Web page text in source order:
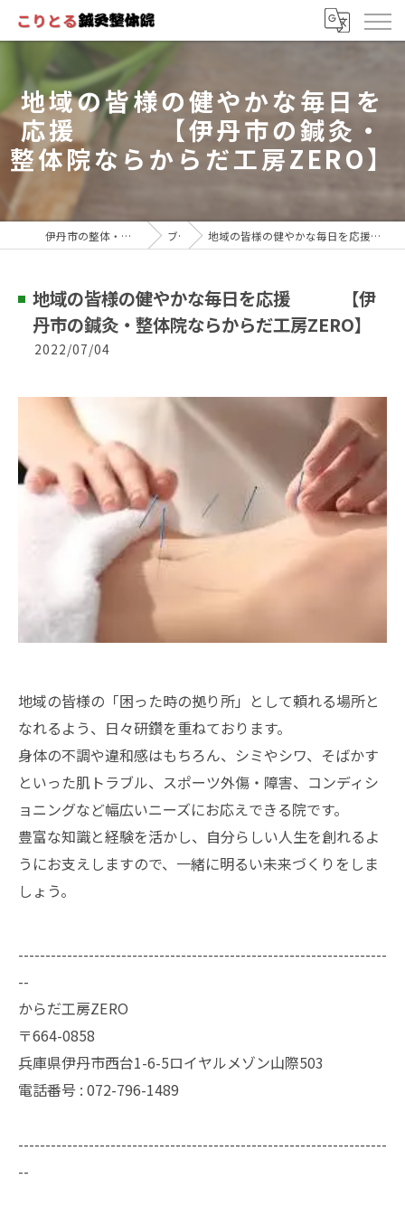
地域の皆様の健やかな毎日を
応援 【伊丹市の鍼灸・
整体院ならからだ工房ZERO】
伊丹市の整体・鍼灸院ならこりとる鍼灸整体院 ブログ 地域の皆様の健やかな毎日を応援 【伊丹市の鍼灸・整体院ならからだ工房ZERO】
地域の皆様の健やかな毎日を応援 【伊
丹市の鍼灸・整体院ならからだ工房ZERO】
2022/07/04
地域の皆様の「困った時の拠り所」として頼れる場所と
なれるよう、日々研鑽を重ねております。
身体の不調や違和感はもちろん、シミやシワ、そばかす
といった肌トラブル、スポーツ外傷・障害、コンディシ
ョニングなど幅広いニーズにお応えできる院です。
豊富な知識と経験を活かし、自分らしい人生を創れるよ
うにお支えしますので、一緒に明るい未来づくりをしま
しょう。
--------------------------------------------------------------------
--
からだ工房ZERO
〒664-0858
兵庫県伊丹市西台1-6-5ロイヤルメゾン山際503
電話番号 : 072-796-1489
--------------------------------------------------------------------
--